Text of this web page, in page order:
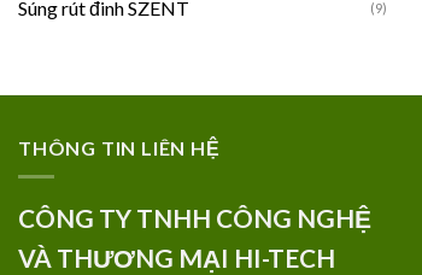
Súng rút đinh SZENT (9)
THÔNG TIN LIÊN HỆ
CÔNG TY TNHH CÔNG NGHỆ
VÀ THƯƠNG MẠI HI-TECH